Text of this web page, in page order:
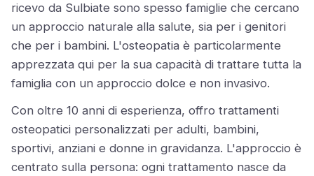
ricevo da Sulbiate sono spesso famiglie che cercano
un approccio naturale alla salute, sia per i genitori
che per i bambini. L'osteopatia è particolarmente
apprezzata qui per la sua capacità di trattare tutta la
famiglia con un approccio dolce e non invasivo.
Con oltre 10 anni di esperienza, offro trattamenti
osteopatici personalizzati per adulti, bambini,
sportivi, anziani e donne in gravidanza. L'approccio è
centrato sulla persona: ogni trattamento nasce da